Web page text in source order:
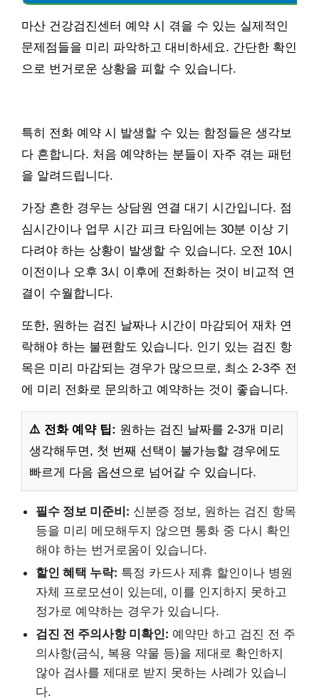
마산 건강검진센터 예약 시 겪을 수 있는 실제적인
문제점들을 미리 파악하고 대비하세요. 간단한 확인
으로 번거로운 상황을 피할 수 있습니다.
특히 전화 예약 시 발생할 수 있는 함정들은 생각보
다 흔합니다. 처음 예약하는 분들이 자주 겪는 패턴
을 알려드립니다.
가장 흔한 경우는 상담원 연결 대기 시간입니다. 점
심시간이나 업무 시간 피크 타임에는 30분 이상 기
다려야 하는 상황이 발생할 수 있습니다. 오전 10시
이전이나 오후 3시 이후에 전화하는 것이 비교적 연
결이 수월합니다.
또한, 원하는 검진 날짜나 시간이 마감되어 재차 연
락해야 하는 불편함도 있습니다. 인기 있는 검진 항
목은 미리 마감되는 경우가 많으므로, 최소 2-3주 전
에 미리 전화로 문의하고 예약하는 것이 좋습니다.
⚠️ 전화 예약 팁: 원하는 검진 날짜를 2-3개 미리
생각해두면, 첫 번째 선택이 불가능할 경우에도
빠르게 다음 옵션으로 넘어갈 수 있습니다.
필수 정보 미준비: 신분증 정보, 원하는 검진 항목
등을 미리 메모해두지 않으면 통화 중 다시 확인
해야 하는 번거로움이 있습니다.
할인 혜택 누락: 특정 카드사 제휴 할인이나 병원
자체 프로모션이 있는데, 이를 인지하지 못하고
정가로 예약하는 경우가 있습니다.
검진 전 주의사항 미확인: 예약만 하고 검진 전 주
의사항(금식, 복용 약물 등)을 제대로 확인하지
않아 검사를 제대로 받지 못하는 사례가 있습니
다.